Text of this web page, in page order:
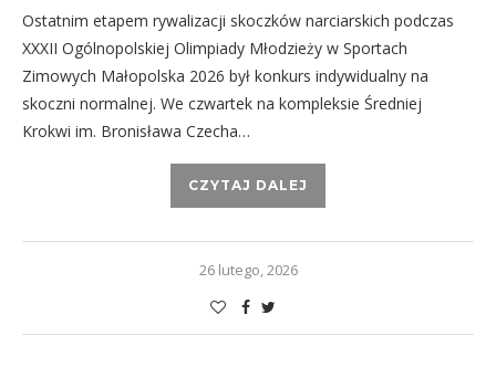
Ostatnim etapem rywalizacji skoczków narciarskich podczas
XXXII Ogólnopolskiej Olimpiady Młodzieży w Sportach
Zimowych Małopolska 2026 był konkurs indywidualny na
skoczni normalnej. We czwartek na kompleksie Średniej
Krokwi im. Bronisława Czecha…
CZYTAJ DALEJ
26 lutego, 2026